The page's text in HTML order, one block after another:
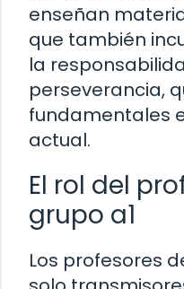
enseñan
que también
la
perseverancia,
fundamentales
actual.
El rol del
grupo a1
Los profesores